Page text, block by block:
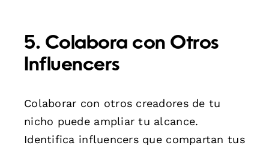
5. Colabora con Otros
Influencers
Colaborar con otros creadores de tu
nicho puede ampliar tu alcance.
Identifica influencers que compartan tus